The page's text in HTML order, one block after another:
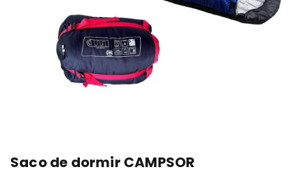
Saco de dormir CAMPSOR